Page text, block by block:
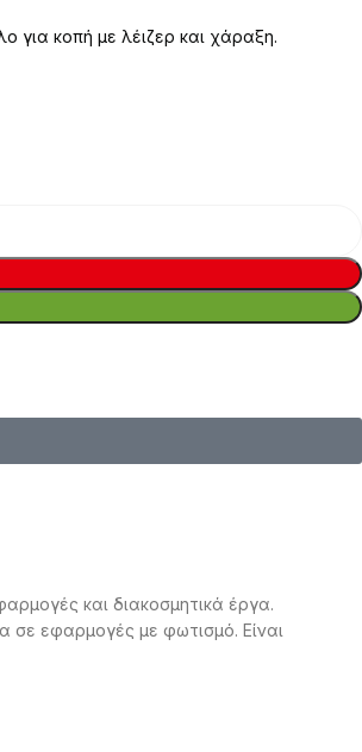
για κοπή με λέιζερ και χάραξη.
και διακοσμητικά έργα.
σε εφαρμογές με φωτισμό. Είναι